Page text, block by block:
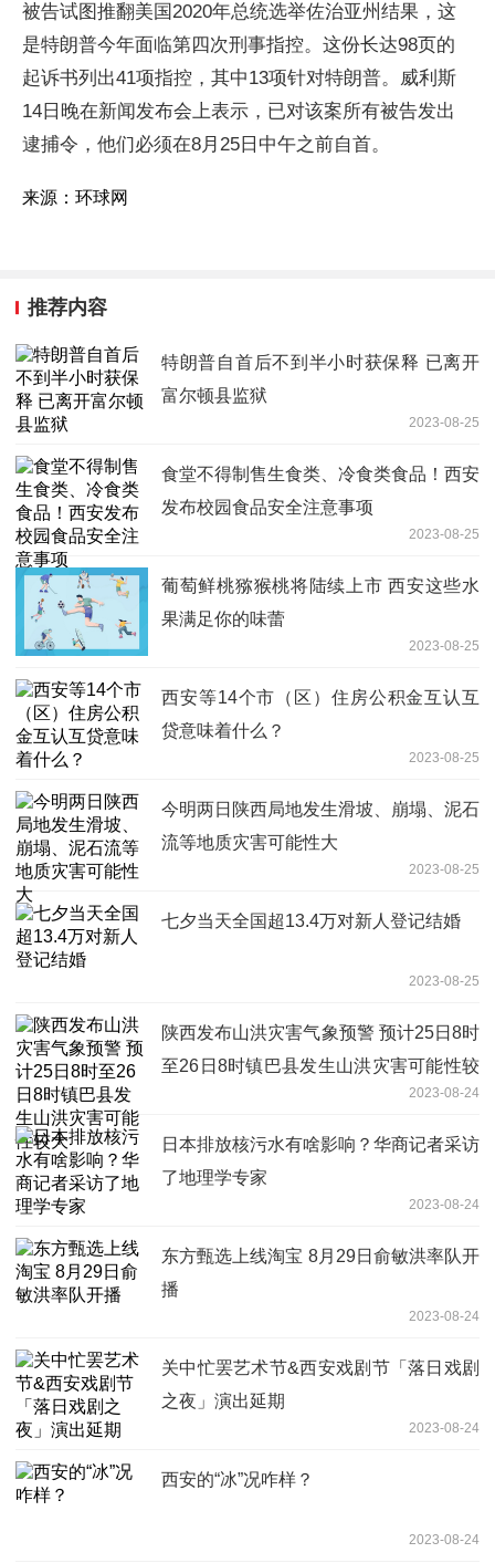
被告试图推翻美国2020年总统选举佐治亚州结果，这
是特朗普今年面临第四次刑事指控。这份长达98页的
起诉书列出41项指控，其中13项针对特朗普。威利斯
14日晚在新闻发布会上表示，已对该案所有被告发出
逮捕令，他们必须在8月25日中午之前自首。
来源：环球网
推荐内容
特朗普自首后不到半小时获保释 已离开
富尔顿县监狱
2023-08-25
食堂不得制售生食类、冷食类食品！西安
发布校园食品安全注意事项
2023-08-25
葡萄鲜桃猕猴桃将陆续上市 西安这些水
果满足你的味蕾
2023-08-25
西安等14个市（区）住房公积金互认互
贷意味着什么？
2023-08-25
今明两日陕西局地发生滑坡、崩塌、泥石
流等地质灾害可能性大
2023-08-25
七夕当天全国超13.4万对新人登记结婚
2023-08-25
陕西发布山洪灾害气象预警 预计25日8时
至26日8时镇巴县发生山洪灾害可能性较
2023-08-24
日本排放核污水有啥影响？华商记者采访
了地理学专家
2023-08-24
东方甄选上线淘宝 8月29日俞敏洪率队开
播
2023-08-24
关中忙罢艺术节&西安戏剧节「落日戏剧
之夜」演出延期
2023-08-24
西安的“冰”况咋样？
2023-08-24